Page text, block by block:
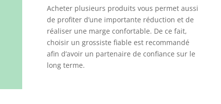
Acheter plusieurs produits vous permet aussi
de profiter d’une importante réduction et de
réaliser une marge confortable. De ce fait,
choisir un grossiste fiable est recommandé
afin d’avoir un partenaire de confiance sur le
long terme.